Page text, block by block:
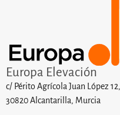
Europa Elevación
c/ Périto Agrícola Juan López 12,
30820 Alcantarilla, Murcia